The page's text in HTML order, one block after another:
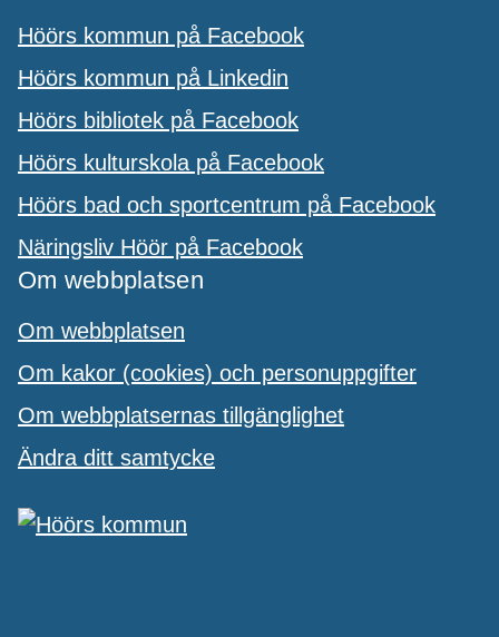
Höörs kommun på Facebook
Höörs kommun på Linkedin
Höörs bibliotek på Facebook
Höörs kulturskola på Facebook
Höörs bad och sportcentrum på Facebook
Näringsliv Höör på Facebook
Om webbplatsen
Om webbplatsen
Om kakor (cookies) och personuppgifter
Om webbplatsernas tillgänglighet
Ändra ditt samtycke